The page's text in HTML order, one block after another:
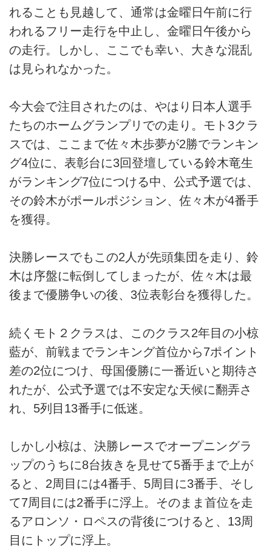
れることも見越して、通常は金曜日午前に行
われるフリー走行を中止し、金曜日午後から
の走行。しかし、ここでも幸い、大きな混乱
は見られなかった。
今大会で注目されたのは、やはり日本人選手
たちのホームグランプリでの走り。モト3クラ
スでは、ここまで佐々木歩夢が2勝でランキン
グ4位に、表彰台に3回登壇している鈴木竜生
がランキング7位につける中、公式予選では、
その鈴木がポールポジション、佐々木が4番手
を獲得。
決勝レースでもこの2人が先頭集団を走り、鈴
木は序盤に転倒してしまったが、佐々木は最
後まで優勝争いの後、3位表彰台を獲得した。
続くモト２クラスは、このクラス2年目の小椋
藍が、前戦までランキング首位から7ポイント
差の2位につけ、母国優勝に一番近いと期待さ
れたが、公式予選では不安定な天候に翻弄さ
れ、5列目13番手に低迷。
しかし小椋は、決勝レースでオープニングラ
ップのうちに8台抜きを見せて5番手まで上が
ると、2周目には4番手、5周目に3番手、そし
て7周目には2番手に浮上。そのまま首位を走
るアロンソ・ロペスの背後につけると、13周
目にトップに浮上。